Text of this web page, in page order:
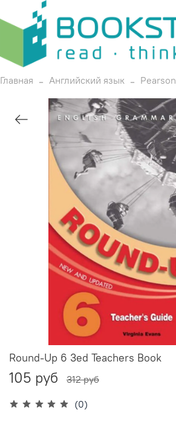
Главная Английский язык Pearson
(0)
Round-Up 6 3ed Teachers Book
105 руб 312 руб